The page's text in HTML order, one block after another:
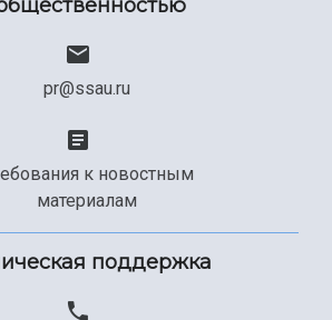
pr@ssau.ru
к новостным
материалам
поддержка